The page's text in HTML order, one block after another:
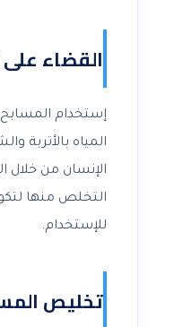
القضاء على
إستخدام
المياه بالأتربة
الإنسان من خلال
التخلص منها
للإستخدام.
تخليص